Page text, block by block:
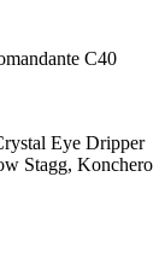
C40
Eye Dripper
Stagg, Konchero